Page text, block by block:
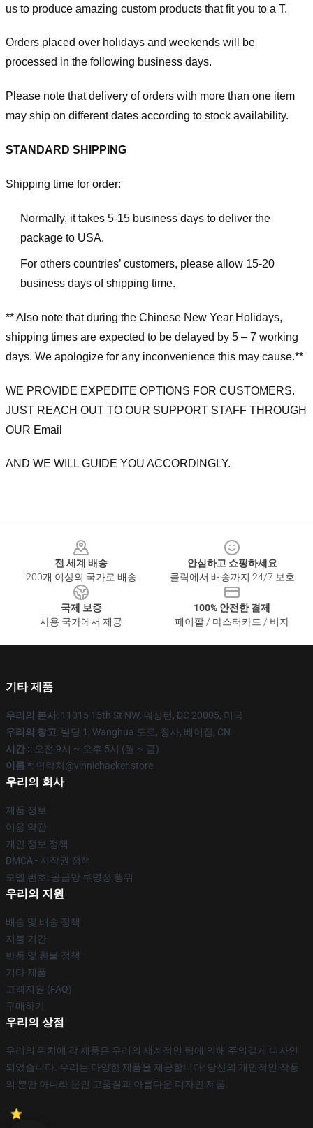
us to produce amazing custom products that fit you to a T.
Orders placed over holidays and weekends will be
processed in the following business days.
Please note that delivery of orders with more than one item
may ship on different dates according to stock availability.
STANDARD SHIPPING
Shipping time for order:
Normally, it takes 5-15 business days to deliver the
package to USA.
For others countries’ customers, please allow 15-20
business days of shipping time.
** Also note that during the Chinese New Year Holidays,
shipping times are expected to be delayed by 5 – 7 working
days. We apologize for any inconvenience this may cause.**
WE PROVIDE EXPEDITE OPTIONS FOR CUSTOMERS.
JUST REACH OUT TO OUR SUPPORT STAFF THROUGH
OUR Email
AND WE WILL GUIDE YOU ACCORDINGLY.
전 세계 배송
200개 이상의 국가로 배송
안심하고 쇼핑하세요
클릭에서 배송까지 24/7 보호
국제 보증
사용 국가에서 제공
100% 안전한 결제
페이팔 / 마스터카드 / 비자
기타 제품
우리의 본사: 11015 15th St NW, 워싱턴, DC 20005, 미국
우리의 창고: 빌딩 1, Wanghua 도로, 창사, 베이징, CN
시간 :: 오전 9시 ~ 오후 5시 (월 ~ 금)
이름 *: 연락처@vinniehacker.store
우리의 회사
제품 정보
이용 약관
개인 정보 정책
DMCA - 저작권 정책
모델 번호: 공급망 투명성 행위
우리의 지원
배송 및 배송 정책
지불 기간
반품 및 환불 정책
기타 제품
고객지원 (FAQ)
구매하기
우리의 상점
우리의 위치에 각 제품은 우리의 세계적인 팀에 의해 주의깊게 디자인
되었습니다. 우리는 다양한 제품을 제공합니다: 당신의 개인적인 작풍
의 뿐만 아니라 문인 고품질과 아름다운 디자인 제품.